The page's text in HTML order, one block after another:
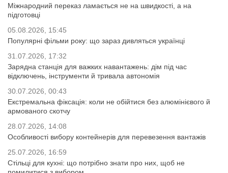
Міжнародний переказ ламається не на швидкості, а на
підготовці
05.08.2026, 15:45
Популярні фільми року: що зараз дивляться українці
31.07.2026, 17:32
Зарядна станція для важких навантажень: дім під час
відключень, інструменти й тривала автономія
30.07.2026, 00:43
Екстремальна фіксація: коли не обійтися без алюмінієвого й
армованого скотчу
28.07.2026, 14:08
Особливості вибору контейнерів для перевезення вантажів
25.07.2026, 16:59
Стільці для кухні: що потрібно знати про них, щоб не